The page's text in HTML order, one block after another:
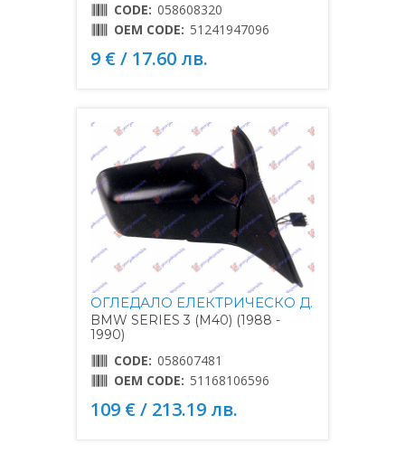
CODE: 058608320
OEM CODE: 51241947096
9 € / 17.60 лв.
ОГЛЕДАЛО ЕЛЕКТРИЧЕСКО Д.
BMW SERIES 3 (M40) (1988 -
1990)
CODE: 058607481
OEM CODE: 51168106596
109 € / 213.19 лв.